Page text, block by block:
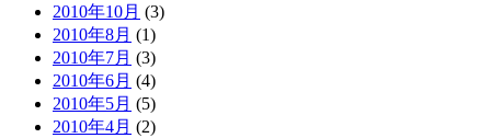
2010年10月 (3)
2010年8月 (1)
2010年7月 (3)
2010年6月 (4)
2010年5月 (5)
2010年4月 (2)